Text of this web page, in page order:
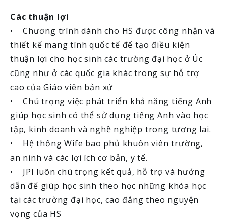
Các thuận lợi
• Chương trình dành cho HS được công nhận và
thiết kế mang tính quốc tế để tạo điều kiện
thuận lợi cho học sinh các trường đại học ở Úc
cũng như ở các quốc gia khác trong sự hỗ trợ
cao của Giáo viên bản xứ
• Chú trọng việc phát triển khả năng tiếng Anh
giúp học sinh có thể sử dụng tiếng Anh vào học
tập, kinh doanh và nghề nghiệp trong tương lai.
• Hệ thống Wife bao phủ khuôn viên trường,
an ninh và các lợi ích cơ bản, y tế.
• JPI luôn chú trọng kết quả, hỗ trợ và hướng
dẫn để giúp học sinh theo học những khóa học
tại các trường đại học, cao đẳng theo nguyện
vọng của HS